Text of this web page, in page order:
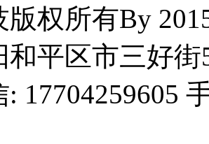
版权所有By
和平区市三好
17704259605